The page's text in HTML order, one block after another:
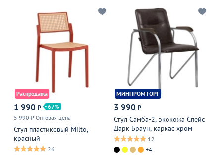
Распродажа
1 990 ₽
67
5 990 ₽ Оптовая цена
Стул пластиковый Milto,
красный
26
МИНПРОМТОРГ
3 990 ₽
Стул Самба-2, экокожа Спейс
Дарк Браун, каркас хром
12
+4